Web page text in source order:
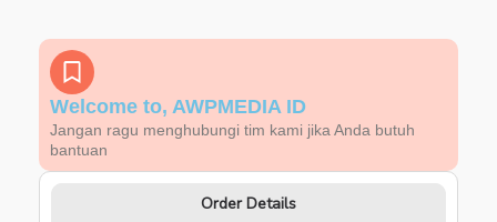
Welcome to, AWPMEDIA ID
Jangan ragu menghubungi tim kami jika Anda butuh
bantuan
Order Details